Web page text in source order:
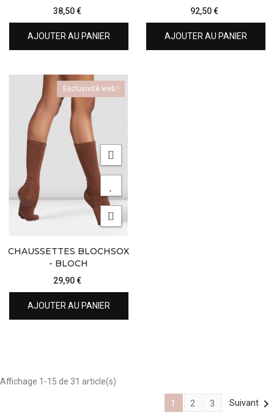
38,50 €
AJOUTER AU PANIER
92,50 €
AJOUTER AU PANIER
Exclusivité web !
CHAUSSETTES BLOCHSOX
- BLOCH
29,90 €
AJOUTER AU PANIER
Affichage 1-15 de 31 article(s)
1 2 3 Suivant 